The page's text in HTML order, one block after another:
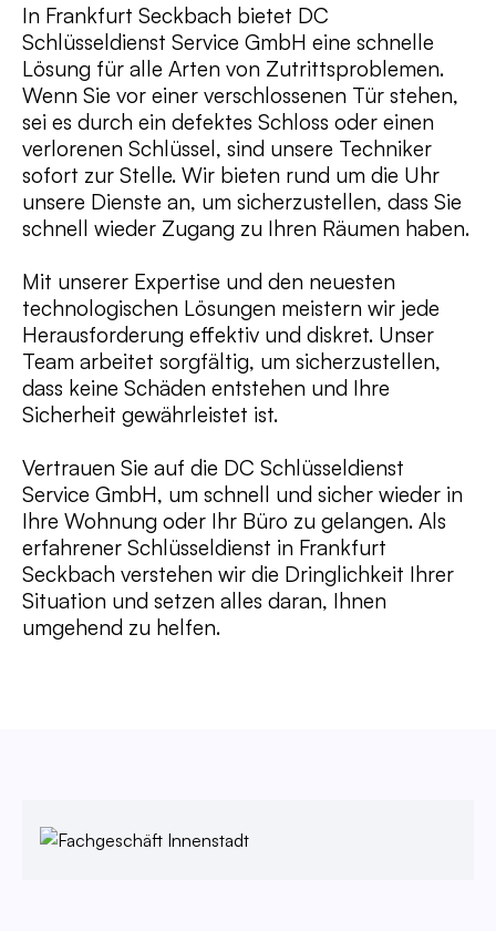
In Frankfurt Seckbach bietet DC
Schlüsseldienst Service GmbH eine schnelle
Lösung für alle Arten von Zutrittsproblemen.
Wenn Sie vor einer verschlossenen Tür stehen,
sei es durch ein defektes Schloss oder einen
verlorenen Schlüssel, sind unsere Techniker
sofort zur Stelle. Wir bieten rund um die Uhr
unsere Dienste an, um sicherzustellen, dass Sie
schnell wieder Zugang zu Ihren Räumen haben.
Mit unserer Expertise und den neuesten
technologischen Lösungen meistern wir jede
Herausforderung effektiv und diskret. Unser
Team arbeitet sorgfältig, um sicherzustellen,
dass keine Schäden entstehen und Ihre
Sicherheit gewährleistet ist.
Vertrauen Sie auf die DC Schlüsseldienst
Service GmbH, um schnell und sicher wieder in
Ihre Wohnung oder Ihr Büro zu gelangen. Als
erfahrener Schlüsseldienst in Frankfurt
Seckbach verstehen wir die Dringlichkeit Ihrer
Situation und setzen alles daran, Ihnen
umgehend zu helfen.